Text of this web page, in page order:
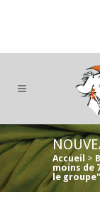
Accueil >
moins de
le groupe"